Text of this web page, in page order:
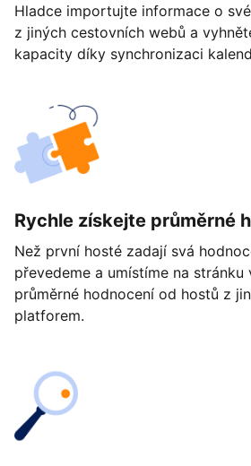
Hladce importujte informace o
z jiných cestovních webů a
kapacity díky synchronizaci
Rychle získejte průměrné
Než první hosté zadají svá
převedeme a umístíme na
průměrné hodnocení od hostů z
platforem.